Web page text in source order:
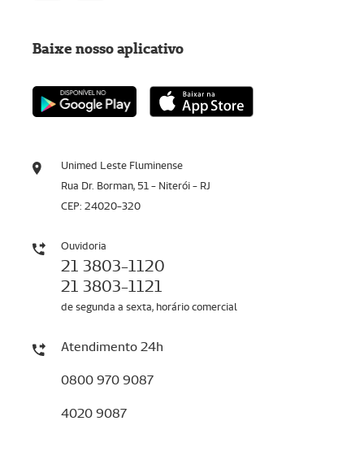
Unimed Leste Fluminense
Rua Dr. Borman, 51 - Niterói - RJ
CEP: 24020-320
Ouvidoria
21 3803-1120
21 3803-1121
de segunda a sexta, horário comercial
Atendimento 24h
0800 970 9087
4020 9087
Baixe nosso aplicativo